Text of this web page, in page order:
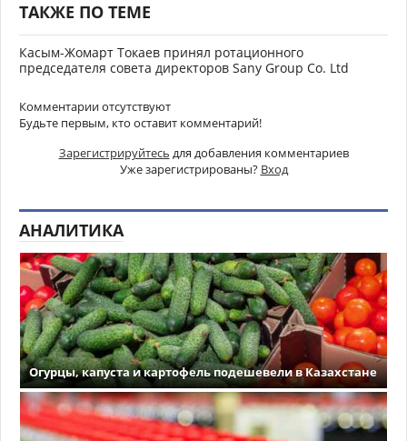
ТАКЖЕ ПО ТЕМЕ
Касым-Жомарт Токаев принял ротационного
председателя совета директоров Sany Group Co. Ltd
Комментарии отсутствуют
Будьте первым, кто оставит комментарий!
Зарегистрируйтесь для добавления комментариев
Уже зарегистрированы? Вход
АНАЛИТИКА
Огурцы, капуста и картофель подешевели в Казахстане